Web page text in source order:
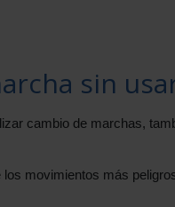
sin
cambio de marchas,
movimientos más